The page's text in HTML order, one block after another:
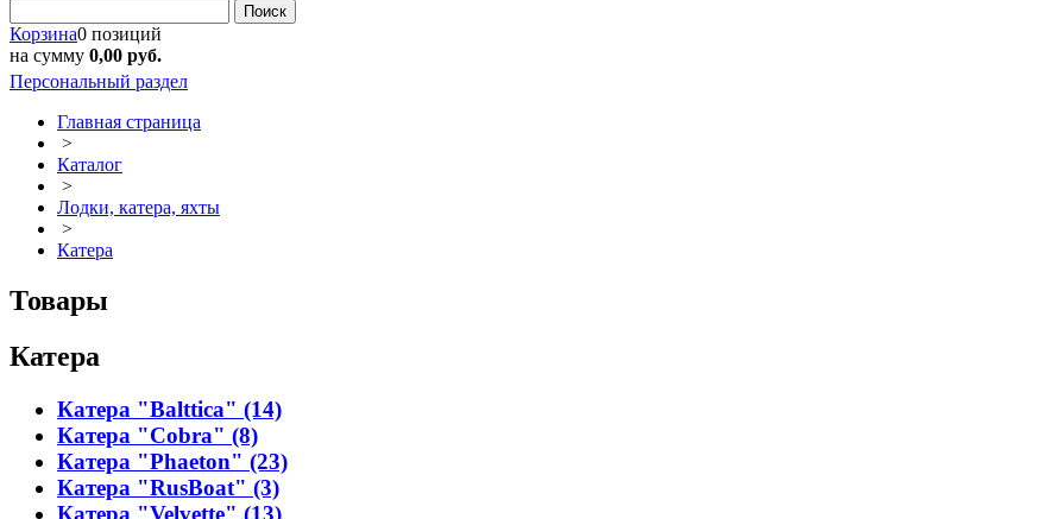
Поиск
Корзина0 позиций
на сумму 0,00 руб.
Персональный раздел
Главная страница
>
Каталог
>
Лодки, катера, яхты
>
Катера
Товары
Катера
Катера "Balttica" (14)
Катера "Cobra" (8)
Катера "Phaeton" (23)
Катера "RusBoat" (3)
Катера "Velvette" (13)